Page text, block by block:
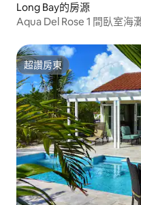
Long Bay的房源
Aqua Del Rose 1 間臥室海
超讚房東
超讚房東